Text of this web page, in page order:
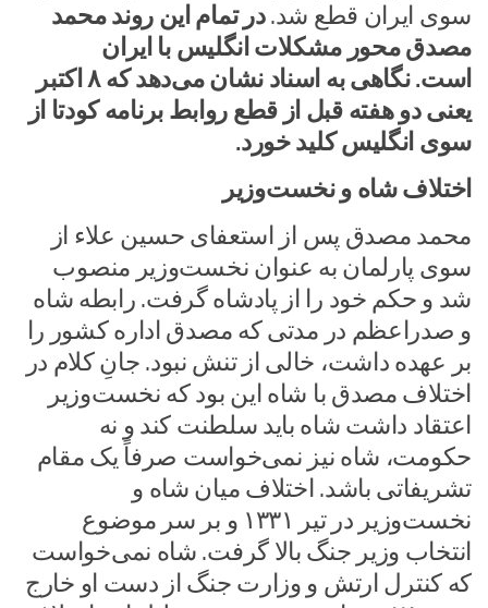
سوی ایران قطع شد.در تمام این روند محمد
مصدق محور مشکلات انگلیس با ایران
است.
نگاهی به اسناد نشان می‌دهد که ۸ اکتبر
یعنی دو هفته قبل از قطع روابط برنامه کودتا از
سوی انگلیس کلید خورد.
اختلاف شاه و نخست‌وزیر
محمد مصدق پس از استعفای حسین علاء از
سوی پارلمان به عنوان نخست‌وزیر منصوب
شد و حکم خود را از پادشاه گرفت. رابطه شاه
و صدراعظم در مدتی که مصدق اداره کشور را
بر عهده داشت، خالی از تنش نبود. جانِ کلام در
اختلاف مصدق با شاه این بود که نخست‌وزیر
اعتقاد داشت شاه باید سلطنت کند و نه
حکومت، شاه نیز نمی‌خواست صرفاً یک مقام
تشریفاتی باشد. اختلاف میان شاه و
نخست‌وزیر در تیر ۱۳۳۱ و بر سر موضوع
انتخاب وزیر جنگ بالا گرفت. شاه نمی‌خواست
که کنترل ارتش و وزارت جنگ از دست او خارج